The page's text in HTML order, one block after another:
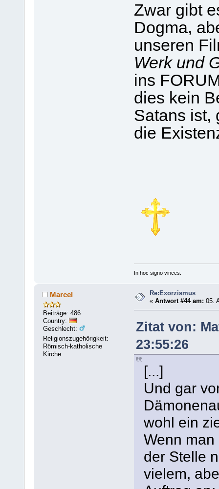
Zwar gibt
Dogma,
unseren
Werk und
ins
dies kein
Satans ist,
die
In hoc signo vinces.
Marcel
Beiträge: 486
Country:
Geschlecht:
Religionszugehörigkeit:
Römisch-katholische
Kirche
Re:Exorzismus
«Antwort #44 am: 05.
Zitat von:
23:55:26
[...]
Und gar
wohl ein
Wenn
der Stelle
vielem,